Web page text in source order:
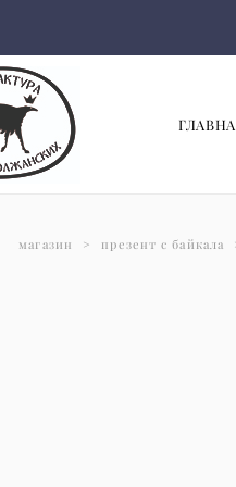
магазин > презент с байкала